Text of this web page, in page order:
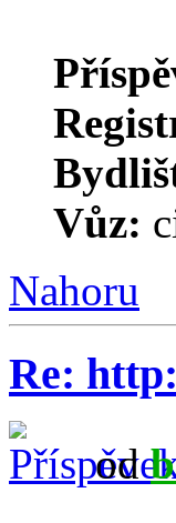
Vůz:
Nahoru
Re:
od